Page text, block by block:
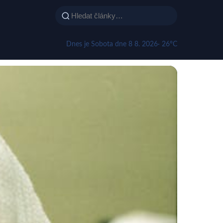
Dnes je Sobota dne 8 8. 2026· 26°C